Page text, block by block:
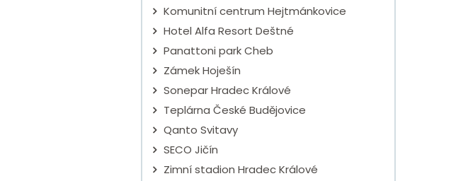
Komunitní centrum Hejtmánkovice
Hotel Alfa Resort Deštné
Panattoni park Cheb
Zámek Hoješín
Sonepar Hradec Králové
Teplárna České Budějovice
Qanto Svitavy
SECO Jičín
Zimní stadion Hradec Králové